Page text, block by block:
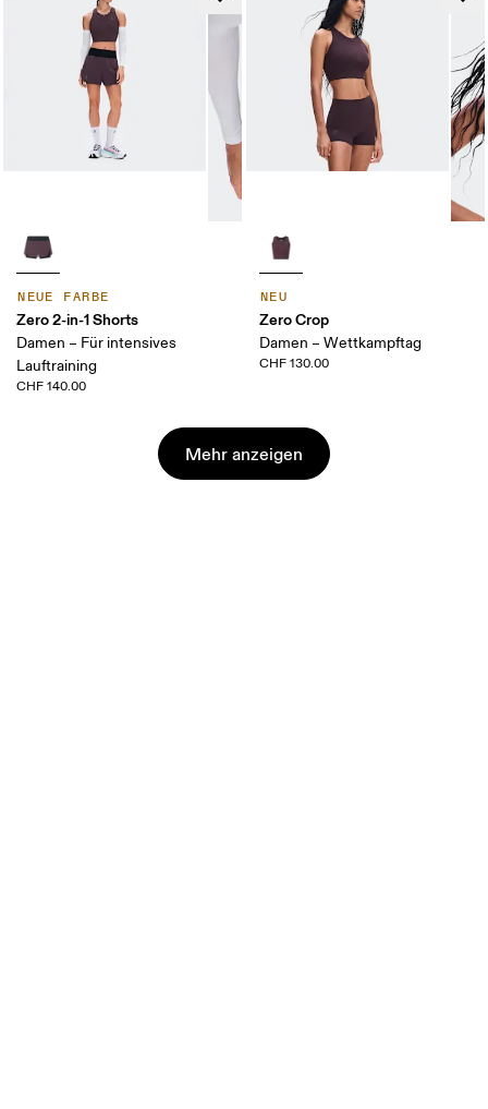
NEUE FARBE
Zero 2-in-1 Shorts
Damen – Für intensives
Lauftraining
CHF 140.00
NEU
Zero Crop
Damen – Wettkampftag
CHF 130.00
Mehr anzeigen